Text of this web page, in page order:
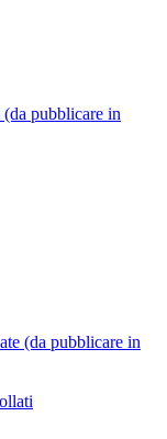
pubblicare in
(da pubblicare in